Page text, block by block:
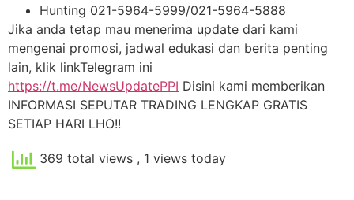
Hunting 021-5964-5999/021-5964-5888
Jika anda tetap mau menerima update dari kami
mengenai promosi, jadwal edukasi dan berita penting
lain, klik linkTelegram ini
https://t.me/NewsUpdatePPI Disini kami memberikan
INFORMASI SEPUTAR TRADING LENGKAP GRATIS
SETIAP HARI LHO!!
369 total views , 1 views today